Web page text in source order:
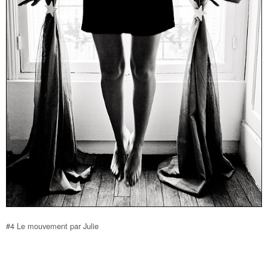
#4 Le mouvement par Julie